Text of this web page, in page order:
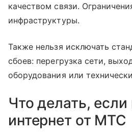
качеством связи.
инфраструктуры.
Также нельзя исключать
сбоев: перегрузка сети,
оборудования или
Что делать, если
интернет от МТС